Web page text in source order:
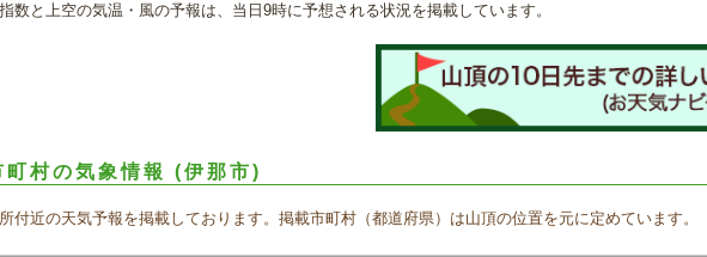
数と上空の気温・風の予報は、当日9時に予想される状況を掲載しています。
町村の気象情報 (伊那市)
付近の天気予報を掲載しております。掲載市町村（都道府県）は山頂の位置を元に定めています。